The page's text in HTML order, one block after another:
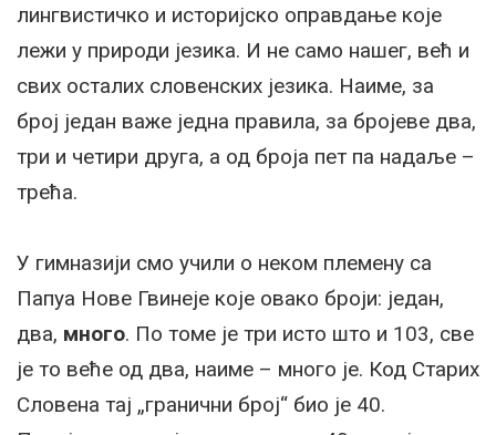
лингвистичко и историјско оправдање које
лежи у природи језика. И не само нашег, већ и
свих осталих словенских језика. Наиме, за
број један важе једна правила, за бројеве два,
три и четири друга, а од броја пет па надаље –
трећа.
У гимназији смо учили о неком племену са
Папуа Нове Гвинеје које овако броји: један,
два, много. По томе је три исто што и 103, све
је то веће од два, наиме – много је. Код Старих
Словена тај „гранични број“ био је 40.